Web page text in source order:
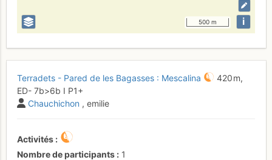
500 m i
Terradets - Pared de les Bagasses : Mescalina
420 m,
ED- 7b>6b I P1+
Chauchichon , emilie
Activités
Nombre de participants
1